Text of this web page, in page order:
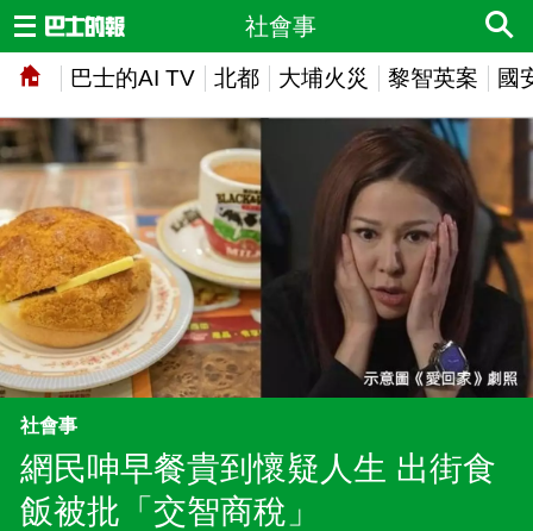
巴士的AI TV 北都 大埔火災 黎智英案 國
社會事
社會事
網民呻早餐貴到懷疑人生 出街食
飯被批「交智商稅」